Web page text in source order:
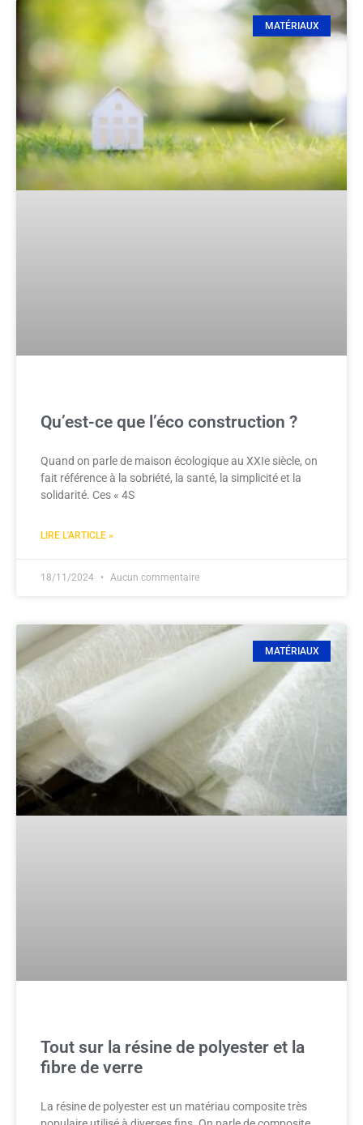
MATÉRIAUX
Qu’est-ce que l’éco construction ?
Quand on parle de maison écologique au XXIe siècle, on
fait référence à la sobriété, la santé, la simplicité et la
solidarité. Ces « 4S
LIRE L'ARTICLE »
18/11/2024 Aucun commentaire
MATÉRIAUX
Tout sur la résine de polyester et la
fibre de verre
La résine de polyester est un matériau composite très